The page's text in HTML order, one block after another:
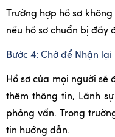
Trường hợp hồ sơ
nếu hồ sơ chuẩn bị đầy
Bước 4: Chờ để Nhận
Hồ sơ của mọi người sẽ
thêm thông tin, Lãnh
phỏng vấn. Trong
tin hướng dẫn.